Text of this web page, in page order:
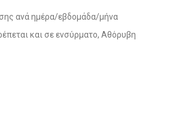
ανά ημέρα/εβδομάδα/μήνα
και σε ενσύρματο, Αθόρυβη